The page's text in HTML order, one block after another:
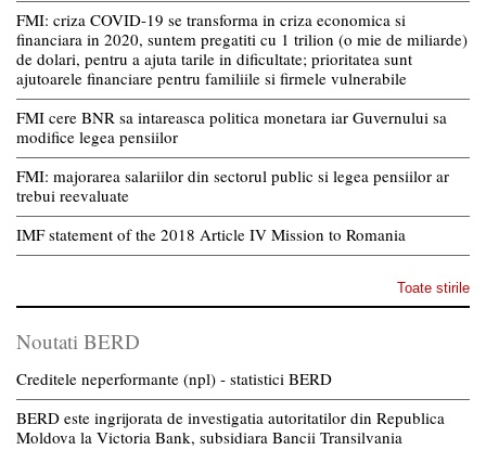
FMI: criza COVID-19 se transforma in criza economica si
financiara in 2020, suntem pregatiti cu 1 trilion (o mie de miliarde)
de dolari, pentru a ajuta tarile in dificultate; prioritatea sunt
ajutoarele financiare pentru familiile si firmele vulnerabile
FMI cere BNR sa intareasca politica monetara iar Guvernului sa
modifice legea pensiilor
FMI: majorarea salariilor din sectorul public si legea pensiilor ar
trebui reevaluate
IMF statement of the 2018 Article IV Mission to Romania
Toate stirile
Noutati BERD
Creditele neperformante (npl) - statistici BERD
BERD este ingrijorata de investigatia autoritatilor din Republica
Moldova la Victoria Bank, subsidiara Bancii Transilvania